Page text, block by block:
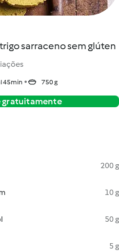
sarraceno sem glúten
45min 750 g
gratuitamente
200 g
10 g
50 g
5 g